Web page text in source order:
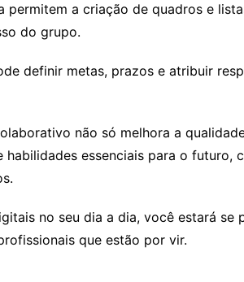
permitem a criação de quadros e
do grupo.
definir metas, prazos e atribuir
não só melhora a
habilidades essenciais para o futuro,
no seu dia a dia, você estará se
que estão por vir.